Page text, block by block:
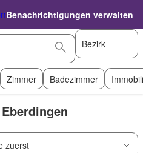
Benachrichtigungen verwalten
Bezirk
Zimmer Badezimmer
zuerst